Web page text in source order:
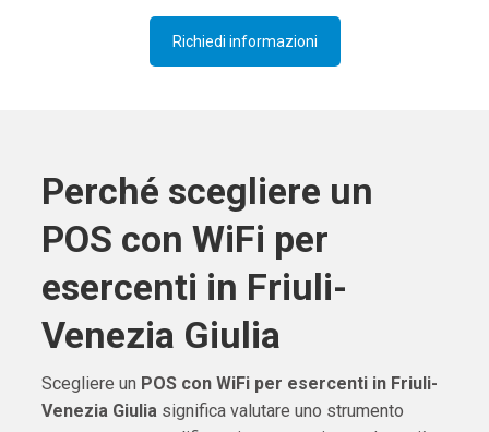
Richiedi informazioni
Perché scegliere un
POS con WiFi per
esercenti in Friuli-
Venezia Giulia
Scegliere un POS con WiFi per esercenti in Friuli-
Venezia Giuliasignifica valutare uno strumento